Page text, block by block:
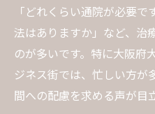
「どれくらい通院が必要
法はありますか」など、治
のが多いです。特に大阪府
ジネス街では、忙しい方が
間への配慮を求める声が目